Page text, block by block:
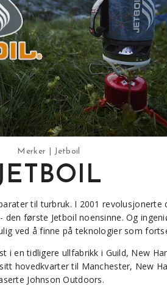
Merker Jetboil
til turbruk. I 2001
første Jetboil noensinne. Og
ved å finne på teknologier som
i en tidligere ullfabrikk i Guild, New
hovedkvarter til Manchester, New
Johnson Outdoors.